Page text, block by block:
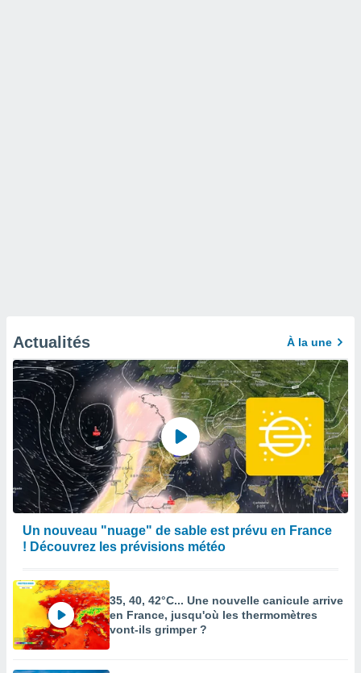
Actualités À la une
Un nouveau "nuage" de sable est prévu en France
! Découvrez les prévisions météo
35, 40, 42°C... Une nouvelle canicule arrive
en France, jusqu'où les thermomètres
vont-ils grimper ?